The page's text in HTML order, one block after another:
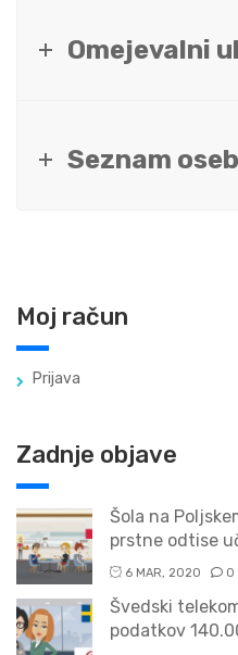
Omejevalni
Seznam oseb
Moj račun
Prijava
Zadnje objave
Šola na
prstne odtise
6 MAR, 2020 0
Švedski
podatkov